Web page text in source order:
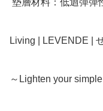
Living | LEVENDE |
～Lighten your